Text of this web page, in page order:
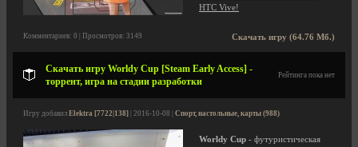
HTC Vive!
Скачать игру (64.76 Мб.)
Комментариев: 0 | Просмотров: 3149
Скачать игру Worldy Cup [Steam Early Access] -
торрент, игра на стадии разработки
Рейтинга пока нет
Игру добавил Elektra [7722|138] | 2016-10-08 | Спорт, настольные, карты (988)
Worldy Cup - футуристическая